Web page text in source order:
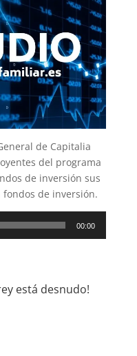
de Capitalia
del programa
de inversión sus
de inversión.
00:00
está desnudo!